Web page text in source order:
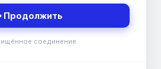
Продолжить
соединение